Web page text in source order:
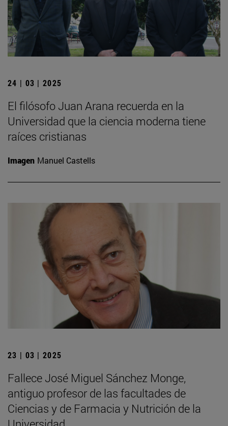
24 | 03 | 2025
El filósofo Juan Arana recuerda en la
Universidad que la ciencia moderna tiene
raíces cristianas
Imagen Manuel Castells
23 | 03 | 2025
Fallece José Miguel Sánchez Monge,
antiguo profesor de las facultades de
Ciencias y de Farmacia y Nutrición de la